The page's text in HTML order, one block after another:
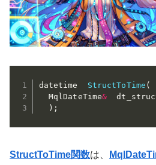
datetime StructToTime (
  MqlDateTime
&
) ;
StructToTime関数は、